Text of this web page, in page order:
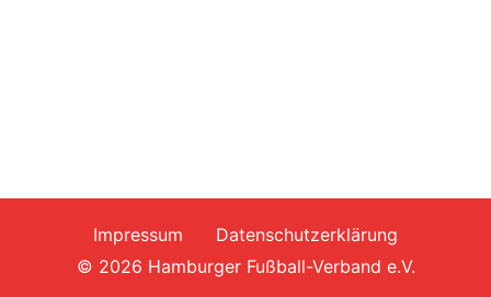
Impressum
Datenschutzerklärung
© 2026 Hamburger Fußball-Verband e.V.